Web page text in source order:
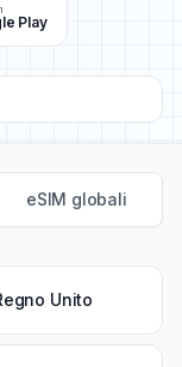
Play
eSIM globali
Unito